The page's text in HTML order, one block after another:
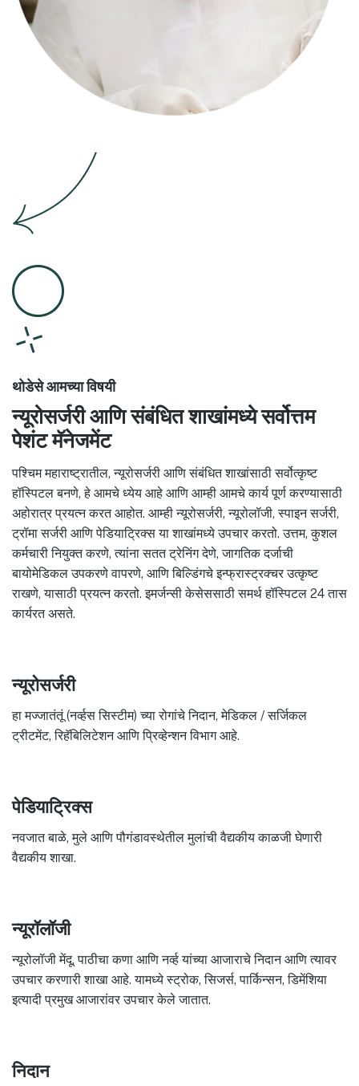
थोडेसे आमच्या विषयी
न्यूरोसर्जरी आणि संबंधित शाखांमध्ये सर्वोत्तम
पेशंट मॅनेजमेंट
पश्चिम महाराष्ट्रातील, न्यूरोसर्जरी आणि संबंधित शाखांसाठी सर्वोत्कृष्ट
हॉस्पिटल बनणे, हे आमचे ध्येय आहे आणि आम्ही आमचे कार्य पूर्ण करण्यासाठी
अहोरात्र प्रयत्न करत आहोत. आम्ही न्यूरोसर्जरी, न्यूरोलॉजी, स्पाइन सर्जरी,
ट्रॉमा सर्जरी आणि पेडियाट्रिक्स या शाखांमध्ये उपचार करतो. उत्तम, कुशल
कर्मचारी नियुक्त करणे, त्यांना सतत ट्रेनिंग देणे, जागतिक दर्जाची
बायोमेडिकल उपकरणे वापरणे, आणि बिल्डिंगचे इन्फ्रास्ट्रक्चर उत्कृष्ट
राखणे, यासाठी प्रयत्न करतो. इमर्जन्सी केसेससाठी समर्थ हॉस्पिटल 24 तास
कार्यरत असते.
न्यूरोसर्जरी
हा मज्जातंतूं (नर्व्हस सिस्टीम) च्या रोगांचे निदान, मेडिकल / सर्जिकल
ट्रीटमेंट, रिहॅबिलिटेशन आणि प्रिव्हेन्शन विभाग आहे.
पेडियाट्रिक्स
नवजात बाळे, मुले आणि पौगंडावस्थेतील मुलांची वैद्यकीय काळजी घेणारी
वैद्यकीय शाखा.
न्यूरॉलॉजी
न्यूरोलॉजी मेंदू, पाठीचा कणा आणि नर्व्ह यांच्या आजाराचे निदान आणि त्यावर
उपचार करणारी शाखा आहे. यामध्ये स्ट्रोक, सिजर्स, पार्किन्सन, डिमेंशिया
इत्यादी प्रमुख आजारांवर उपचार केले जातात.
निदान